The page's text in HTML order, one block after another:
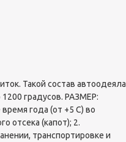
Такой состав автоодеяла
градусов. РАЗМЕР:
года (от +5 С) во
отсека (капот); 2.
транспортировке и